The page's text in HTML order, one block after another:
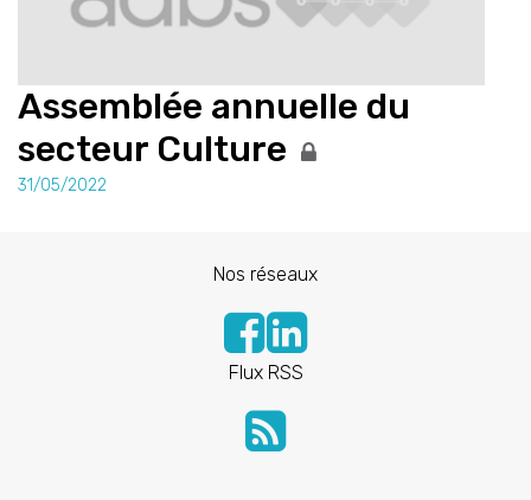
Assemblée annuelle du
secteur Culture
31/05/2022
Nos réseaux
Flux RSS